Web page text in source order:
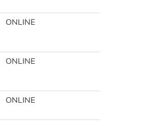
ONLINE
ONLINE
ONLINE